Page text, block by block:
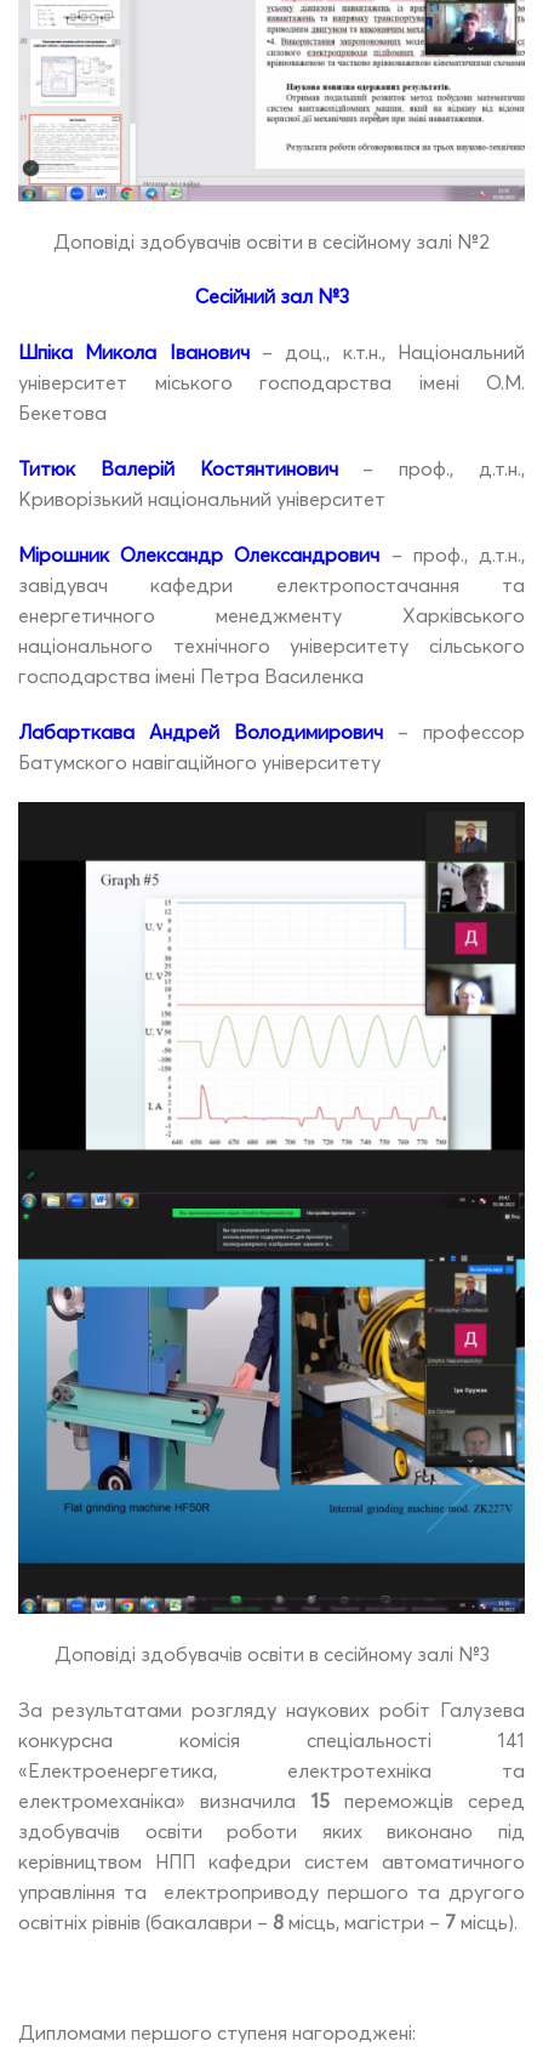
Доповіді здобувачів освіти в сесійному залі №2
Сесійний зал №3
Шпіка Микола Іванович– доц., к.т.н., Національний
університет міського господарства імені О.М.
Бекетова
Титюк Валерій Костянтинович
– проф., д.т.н.,
Криворізький національний університет
Мірошник Олександр Олександрович – проф., д.т.н.,
завідувач кафедри електропостачання та
енергетичного менеджменту Харківського
національного технічного університету сільського
господарства імені Петра Василенка
Лабарткава Андрей Володимирович – профессор
Батумского навігаційного університету
Доповіді здобувачів освіти в сесійному залі №3
За результатами розгляду наукових робіт Галузева
конкурсна комісія спеціальності 141
«Електроенергетика, електротехніка та
електромеханіка» визначила 15переможців серед
здобувачів освіти роботи яких виконано під
керівництвом НПП кафедри систем автоматичного
управління та електроприводу першого та другого
освітніх рівнів (бакалаври – 8 місць, магістри – 7 місць).
Дипломами першого ступеня нагороджені: